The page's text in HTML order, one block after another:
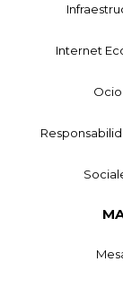
Internet
Ocio